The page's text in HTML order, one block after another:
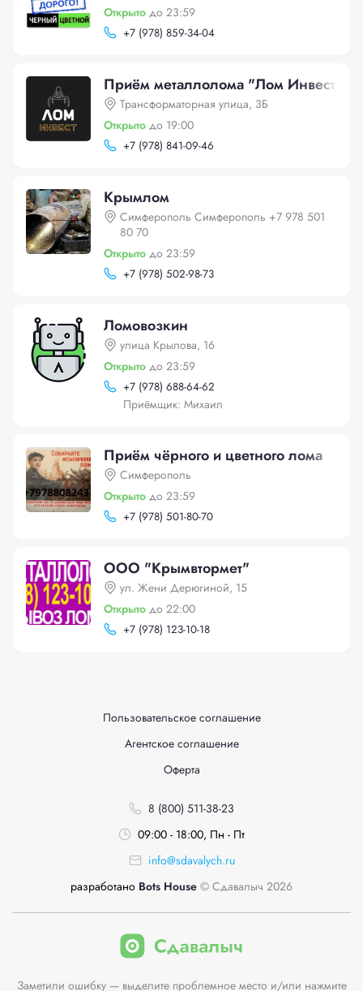
Открыто до 23:59
+7 (978) 859-34-04
Приём металлолома "Лом Инвест"
Трансформаторная улица, 3Б
Открыто до 19:00
+7 (978) 841-09-46
Крымлом
Симферополь Симферополь +7 978 501
80 70
Открыто до 23:59
+7 (978) 502-98-73
Ломовозкин
улица Крылова, 16
Открыто до 23:59
+7 (978) 688-64-62
Приёмщик: Михаил
Приём чёрного и цветного лома
Симферополь
Открыто до 23:59
+7 (978) 501-80-70
ООО "Крымвтормет"
ул. Жени Дерюгиной, 15
Открыто до 22:00
+7 (978) 123-10-18
Пользовательское соглашение
Агентское соглашение
Оферта
8 (800) 511-38-23
09:00 - 18:00, Пн - Пт
info@sdavalych.ru
разработано Bots House © Сдавалыч 2026
Заметили ошибку — выделите проблемное место и/или нажмите